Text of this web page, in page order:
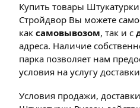
Купить товары
Стройдвор Вы можете
как самовывозом, так и с
адреса. Наличие
парка позволяет нам
условия на услугу
Условия продажи,